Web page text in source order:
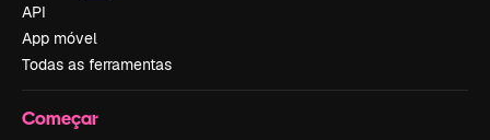
API
App móvel
Todas as ferramentas
Começar